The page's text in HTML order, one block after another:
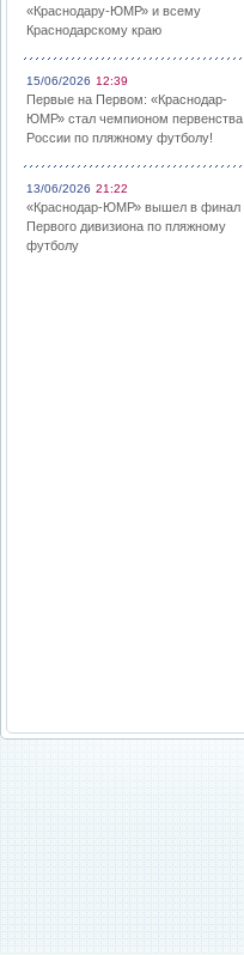
«Краснодару-ЮМР» и всему
Краснодарскому краю
15/06/2026 12:39
Первые на Первом: «Краснодар-
ЮМР» стал чемпионом первенства
России по пляжному футболу!
13/06/2026 21:22
«Краснодар-ЮМР» вышел в финал
Первого дивизиона по пляжному
футболу